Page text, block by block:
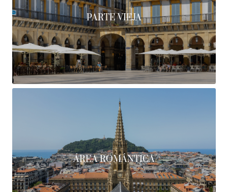
PARTE VIEJA
ÁREA ROMÁNTICA